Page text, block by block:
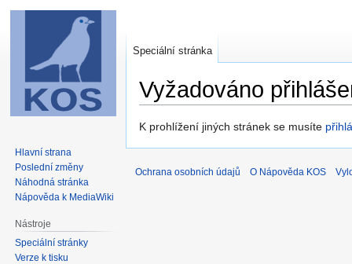
Vyžadováno
Skočit
Skočit
K prohlížení jiných stránek se musíte
Speciální stránka
Hlavní strana
Poslední změny
Náhodná stránka
Nápověda k MediaWiki
Nástroje
Speciální stránky
Verze k tisku
Ochrana osobních údajů O Nápověda KOS